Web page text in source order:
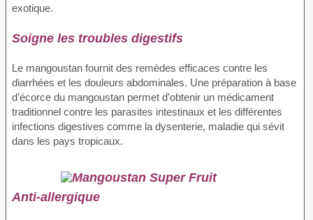
exotique.
Soigne les troubles digestifs
Le mangoustan fournit des remèdes efficaces contre les
diarrhées et les douleurs abdominales. Une préparation à base
d’écorce du mangoustan permet d’obtenir un médicament
traditionnel contre les parasites intestinaux et les différentes
infections digestives comme la dysenterie, maladie qui sévit
dans les pays tropicaux.
Anti-allergique